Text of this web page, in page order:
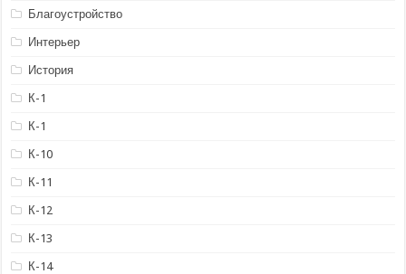
Благоустройство
Интерьер
История
К-1
К-1
К-10
К-11
К-12
К-13
К-14